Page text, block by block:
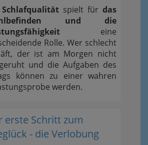
Schlafqualität spielt für das
und die
eine
Rolle. Wer schlecht
der ist am Morgen nicht
und die Aufgaben des
können zu einer wahren
werden.
erste Schritt zum
- die Verlobung